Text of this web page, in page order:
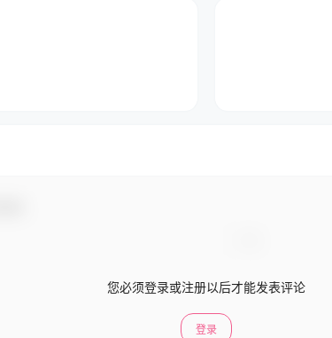
您必须登录或注册以后才能发表评论
登录